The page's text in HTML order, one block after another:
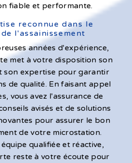
fiable et performante.
reconnue dans le
l'assainissement
années d'expérience,
met à votre disposition son
son expertise pour garantir
de qualité. En faisant appel
vous avez l'assurance de
avisés et de solutions
pour assurer le bon
de votre microstation.
qualifiée et réactive,
reste à votre écoute pour